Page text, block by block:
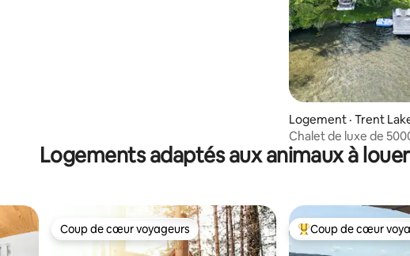
Logement · Trent
Chalet de luxe de
l'eau : sauna et spa
Logements adaptés aux animaux à
Coup de cœur voyageurs
Coup de cœur voyageurs Coup de cœur
Coup de cœur